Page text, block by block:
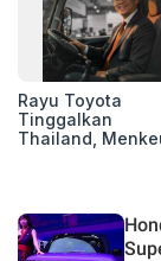
Rayu Toyota
Tinggalkan
Thailand,
Basis Produksi
ASEAN